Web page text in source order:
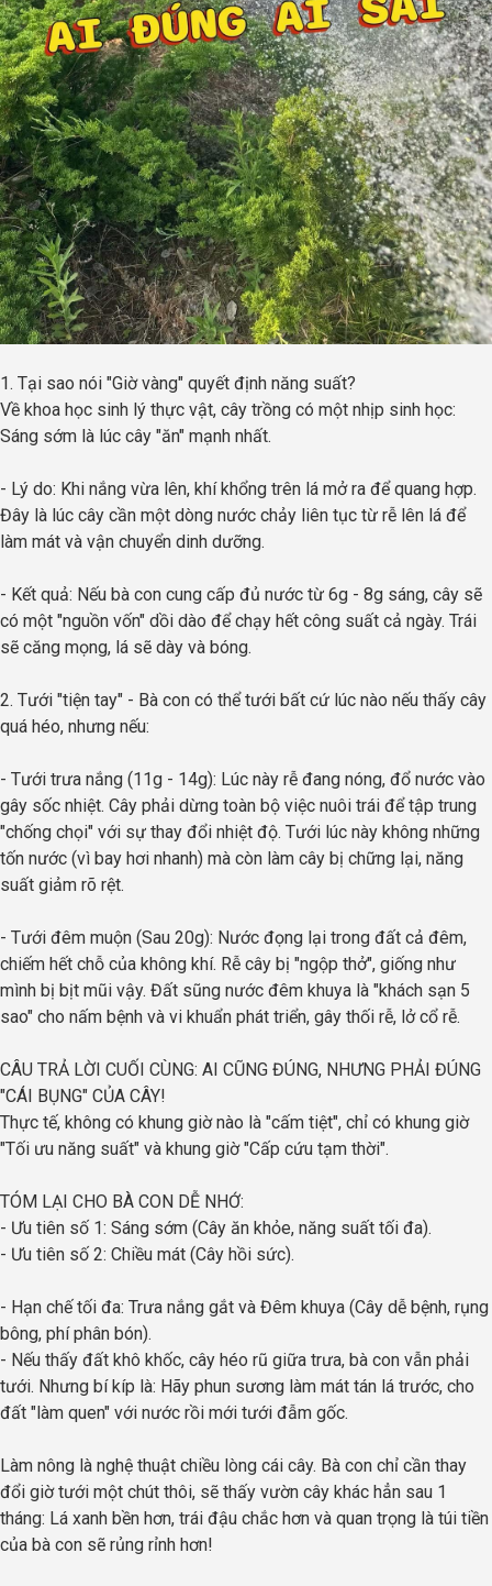
1. Tại sao nói "Giờ vàng" quyết định năng suất?
Về khoa học sinh lý thực vật, cây trồng có một nhịp sinh học:
Sáng sớm là lúc cây "ăn" mạnh nhất.
- Lý do: Khi nắng vừa lên, khí khổng trên lá mở ra để quang hợp.
Đây là lúc cây cần một dòng nước chảy liên tục từ rễ lên lá để
làm mát và vận chuyển dinh dưỡng.
- Kết quả: Nếu bà con cung cấp đủ nước từ 6g - 8g sáng, cây sẽ
có một "nguồn vốn" dồi dào để chạy hết công suất cả ngày. Trái
sẽ căng mọng, lá sẽ dày và bóng.
2. Tưới "tiện tay" - Bà con có thể tưới bất cứ lúc nào nếu thấy cây
quá héo, nhưng nếu:
- Tưới trưa nắng (11g - 14g): Lúc này rễ đang nóng, đổ nước vào
gây sốc nhiệt. Cây phải dừng toàn bộ việc nuôi trái để tập trung
"chống chọi" với sự thay đổi nhiệt độ. Tưới lúc này không những
tốn nước (vì bay hơi nhanh) mà còn làm cây bị chững lại, năng
suất giảm rõ rệt.
- Tưới đêm muộn (Sau 20g): Nước đọng lại trong đất cả đêm,
chiếm hết chỗ của không khí. Rễ cây bị "ngộp thở", giống như
mình bị bịt mũi vậy. Đất sũng nước đêm khuya là "khách sạn 5
sao" cho nấm bệnh và vi khuẩn phát triển, gây thối rễ, lở cổ rễ.
CÂU TRẢ LỜI CUỐI CÙNG: AI CŨNG ĐÚNG, NHƯNG PHẢI ĐÚNG
"CÁI BỤNG" CỦA CÂY!
Thực tế, không có khung giờ nào là "cấm tiệt", chỉ có khung giờ
"Tối ưu năng suất" và khung giờ "Cấp cứu tạm thời".
TÓM LẠI CHO BÀ CON DỄ NHỚ:
- Ưu tiên số 1: Sáng sớm (Cây ăn khỏe, năng suất tối đa).
- Ưu tiên số 2: Chiều mát (Cây hồi sức).
- Hạn chế tối đa: Trưa nắng gắt và Đêm khuya (Cây dễ bệnh, rụng
bông, phí phân bón).
- Nếu thấy đất khô khốc, cây héo rũ giữa trưa, bà con vẫn phải
tưới. Nhưng bí kíp là: Hãy phun sương làm mát tán lá trước, cho
đất "làm quen" với nước rồi mới tưới đẫm gốc.
Làm nông là nghệ thuật chiều lòng cái cây. Bà con chỉ cần thay
đổi giờ tưới một chút thôi, sẽ thấy vườn cây khác hẳn sau 1
tháng: Lá xanh bền hơn, trái đậu chắc hơn và quan trọng là túi tiền
của bà con sẽ rủng rỉnh hơn!